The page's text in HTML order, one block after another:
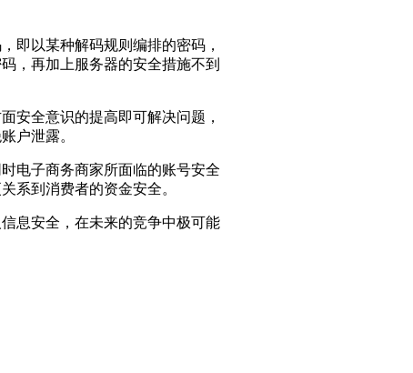
即以某种解码规则编排的密码，
，再加上服务器的安全措施不到
安全意识的提高即可解决问题，
户泄露。
电子商务商家所面临的账号安全
系到消费者的资金安全。
息安全，在未来的竞争中极可能